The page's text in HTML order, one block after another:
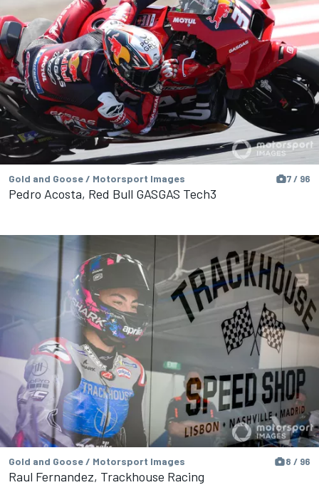
Gold and Goose / Motorsport Images 7 / 96
Pedro Acosta, Red Bull GASGAS Tech3
Gold and Goose / Motorsport Images 8 / 96
Raul Fernandez, Trackhouse Racing